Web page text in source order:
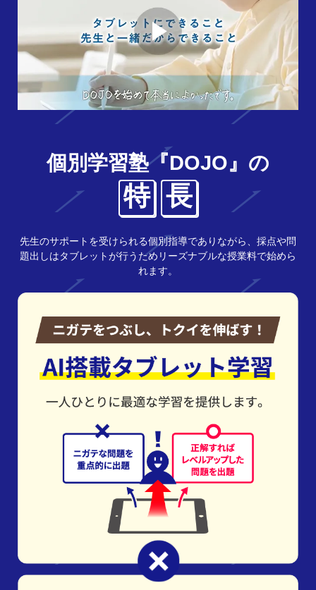
個別学習塾『DOJO』の
特 長
先生のサポートを受けられる個別指導でありながら、採点や問
題出しはタブレットが行うためリーズナブルな授業料で始めら
れます。